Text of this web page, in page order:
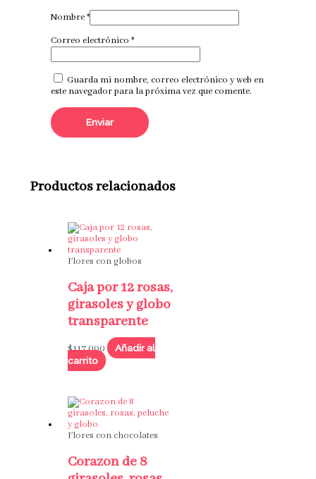
Nombre*
Correo electrónico *
Guarda mi nombre, correo electrónico y web en
este navegador para la próxima vez que comente.
Productos relacionados
Flores con globos
Caja por 12 rosas,
girasoles y globo
transparente
$117,000
Añadir al
carrito
Flores con chocolates
Corazon de 8